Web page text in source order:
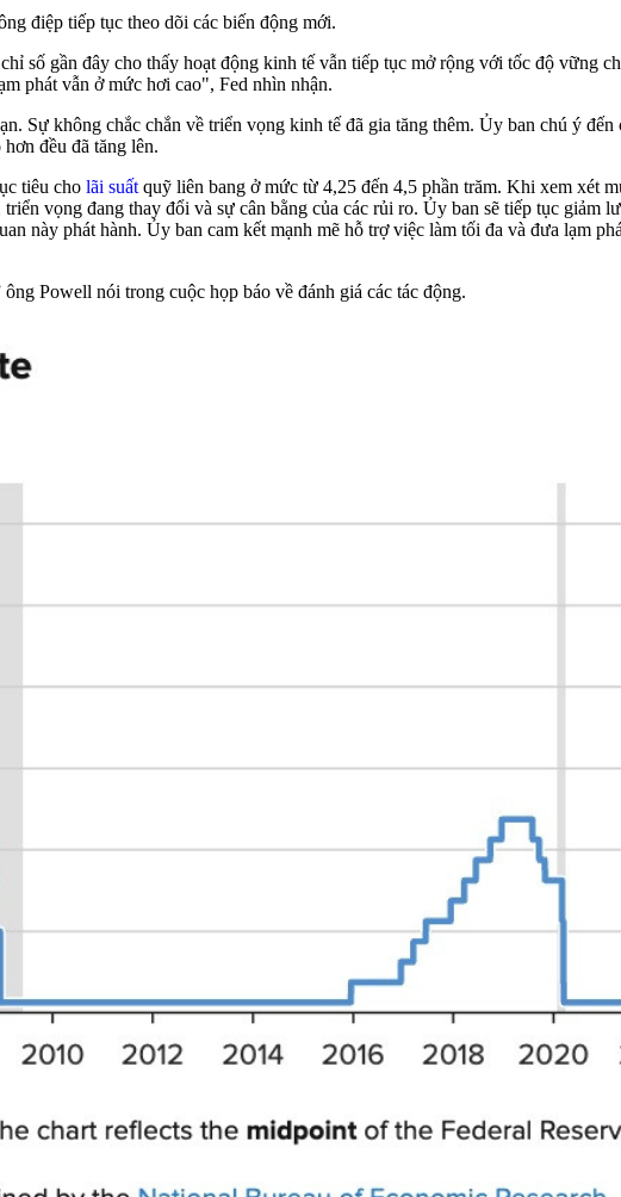
điệp tiếp tục theo dõi các biến động mới.
số gần đây cho thấy hoạt động kinh tế vẫn tiếp tục mở rộng với tốc độ vững
phát vẫn ở mức hơi cao", Fed nhìn nhận.
Sự không chắc chắn về triển vọng kinh tế đã gia tăng thêm. Ủy ban chú ý
đều đã tăng lên.
tiêu cho lãi suất quỹ liên bang ở mức từ 4,25 đến 4,5 phần trăm. Khi xem xét
vọng đang thay đổi và sự cân bằng của các rủi ro. Ủy ban sẽ tiếp tục giảm
này phát hành. Ủy ban cam kết mạnh mẽ hỗ trợ việc làm tối đa và đưa lạm
Powell nói trong cuộc họp báo về đánh giá các tác động.